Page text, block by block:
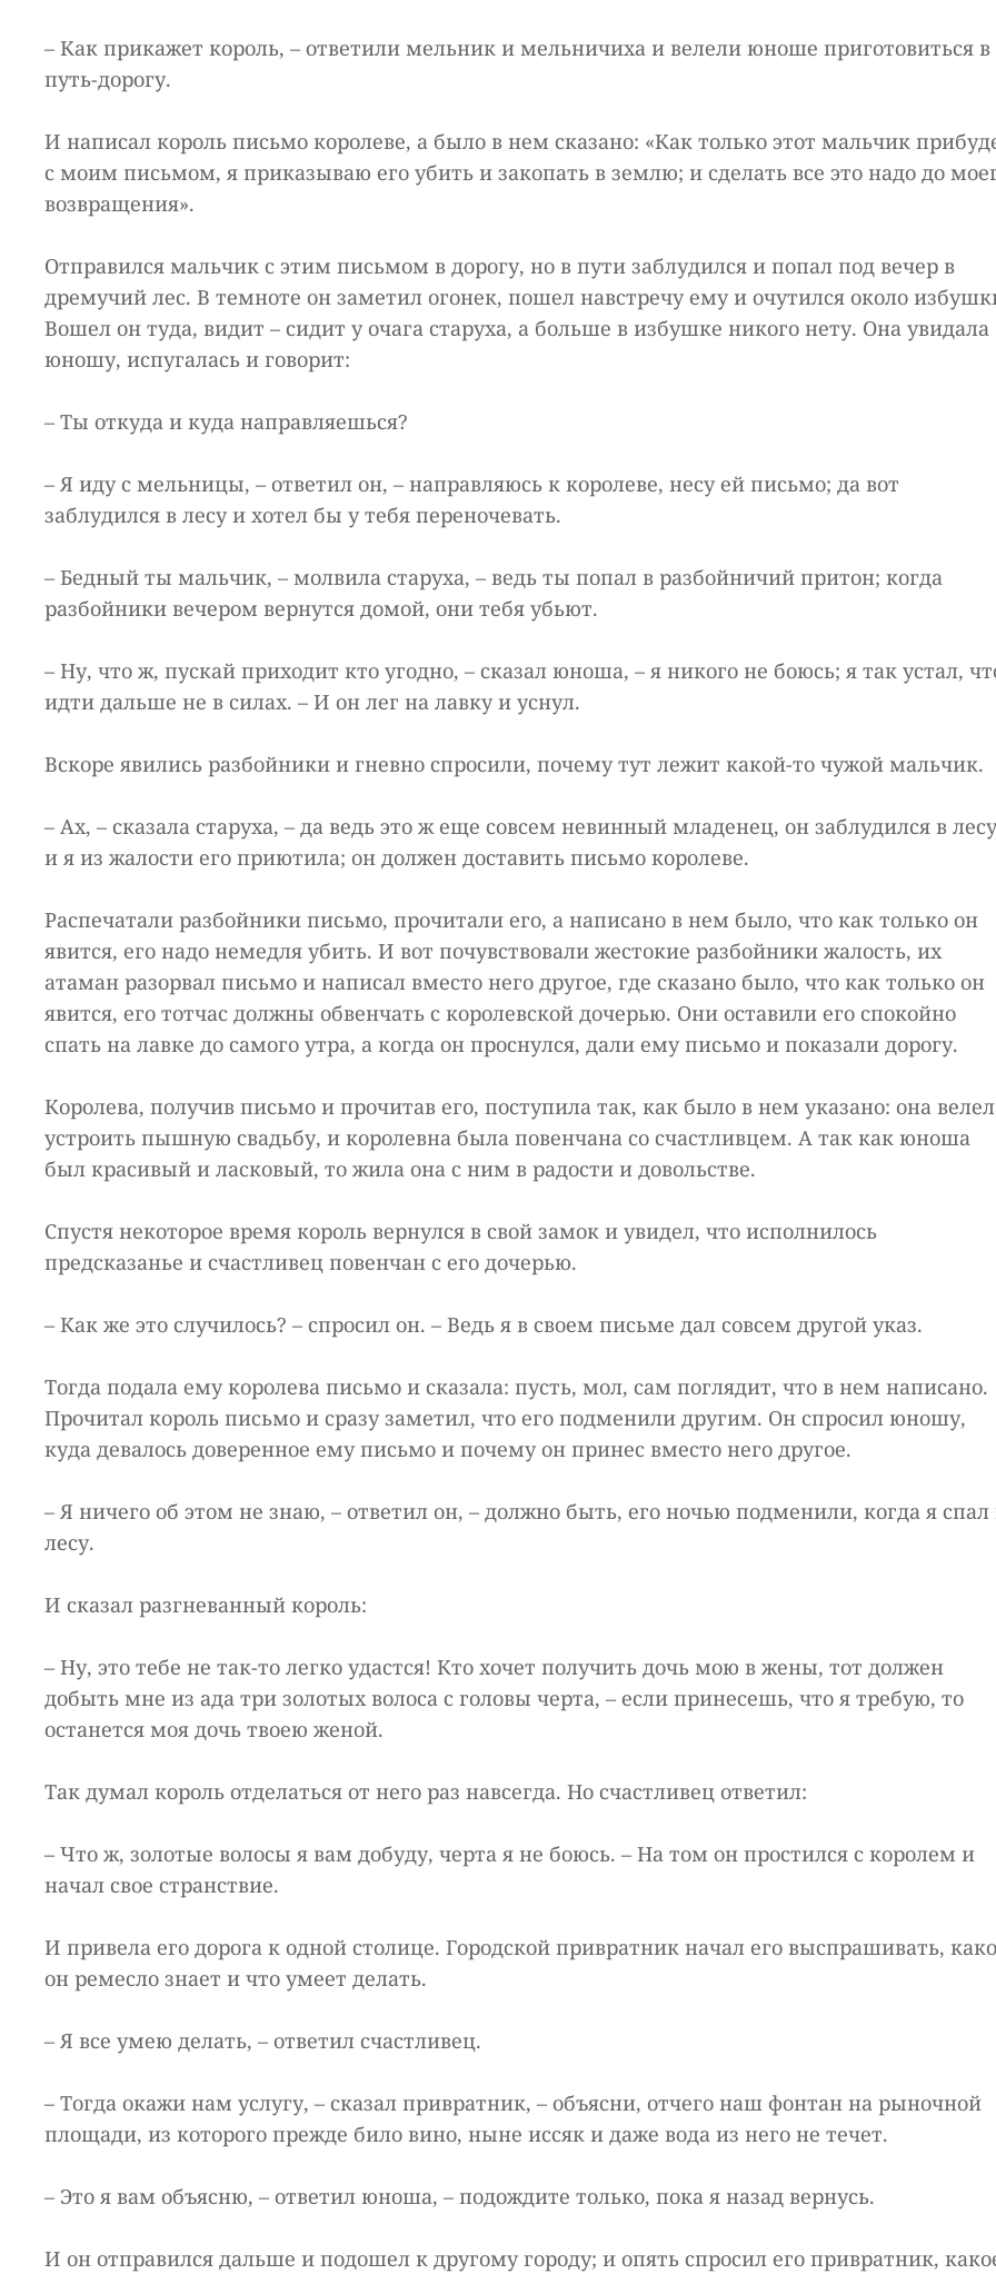
– Как прикажет король, – ответили мельник и мельничиха и велели юноше приготовиться в
путь-дорогу.
И написал король письмо королеве, а было в нем сказано: «Как только этот мальчик
с моим письмом, я приказываю его убить и закопать в землю; и сделать все это надо до
возвращения».
Отправился мальчик с этим письмом в дорогу, но в пути заблудился и попал под вечер в
дремучий лес. В темноте он заметил огонек, пошел навстречу ему и очутился около
Вошел он туда, видит – сидит у очага старуха, а больше в избушке никого нету. Она увидала
юношу, испугалась и говорит:
– Ты откуда и куда направляешься?
– Я иду с мельницы, – ответил он, – направляюсь к королеве, несу ей письмо; да вот
заблудился в лесу и хотел бы у тебя переночевать.
– Бедный ты мальчик, – молвила старуха, – ведь ты попал в разбойничий притон; когда
разбойники вечером вернутся домой, они тебя убьют.
– Ну, что ж, пускай приходит кто угодно, – сказал юноша, – я никого не боюсь; я так устал,
идти дальше не в силах. – И он лег на лавку и уснул.
Вскоре явились разбойники и гневно спросили, почему тут лежит какой-то чужой мальчик.
– Ах, – сказала старуха, – да ведь это ж еще совсем невинный младенец, он заблудился в
и я из жалости его приютила; он должен доставить письмо королеве.
Распечатали разбойники письмо, прочитали его, а написано в нем было, что как только он
явится, его надо немедля убить. И вот почувствовали жестокие разбойники жалость, их
атаман разорвал письмо и написал вместо него другое, где сказано было, что как только он
явится, его тотчас должны обвенчать с королевской дочерью. Они оставили его спокойно
спать на лавке до самого утра, а когда он проснулся, дали ему письмо и показали дорогу.
Королева, получив письмо и прочитав его, поступила так, как было в нем указано: она
устроить пышную свадьбу, и королевна была повенчана со счастливцем. А так как юноша
был красивый и ласковый, то жила она с ним в радости и довольстве.
Спустя некоторое время король вернулся в свой замок и увидел, что исполнилось
предсказанье и счастливец повенчан с его дочерью.
– Как же это случилось? – спросил он. – Ведь я в своем письме дал совсем другой указ.
Тогда подала ему королева письмо и сказала: пусть, мол, сам поглядит, что в нем написано.
Прочитал король письмо и сразу заметил, что его подменили другим. Он спросил юношу,
куда девалось доверенное ему письмо и почему он принес вместо него другое.
– Я ничего об этом не знаю, – ответил он, – должно быть, его ночью подменили, когда я спал
лесу.
И сказал разгневанный король:
– Ну, это тебе не так-то легко удастся! Кто хочет получить дочь мою в жены, тот должен
добыть мне из ада три золотых волоса с головы черта, – если принесешь, что я требую, то
останется моя дочь твоею женой.
Так думал король отделаться от него раз навсегда. Но счастливец ответил:
– Что ж, золотые волосы я вам добуду, черта я не боюсь. – На том он простился с королем и
начал свое странствие.
И привела его дорога к одной столице. Городской привратник начал его выспрашивать,
он ремесло знает и что умеет делать.
– Я все умею делать, – ответил счастливец.
– Тогда окажи нам услугу, – сказал привратник, – объясни, отчего наш фонтан на рыночной
площади, из которого прежде било вино, ныне иссяк и даже вода из него не течет.
– Это я вам объясню, – ответил юноша, – подождите только, пока я назад вернусь.
И он отправился дальше и подошел к другому городу; и опять спросил его привратник,